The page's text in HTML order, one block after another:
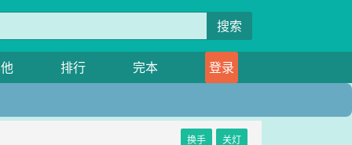
搜索
排行 完本
登录
换手 关灯